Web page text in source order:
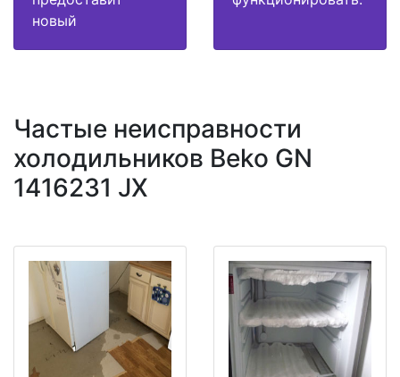
новый
Частые неисправности
холодильников Beko GN
1416231 JX